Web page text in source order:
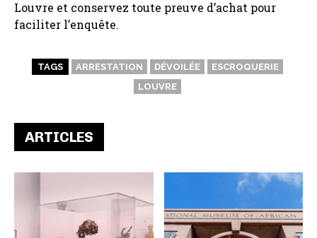
Louvre et conservez toute preuve d’achat pour
faciliter l’enquête.
TAGS ARRESTATION DÉVOILÉE
ESCROQUERIE
LOUVRE
ARTICLES